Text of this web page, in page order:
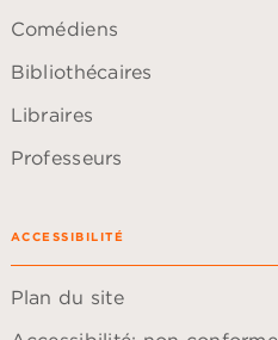
Comédiens
Bibliothécaires
Libraires
Professeurs
ACCESSIBILITÉ
Plan du site